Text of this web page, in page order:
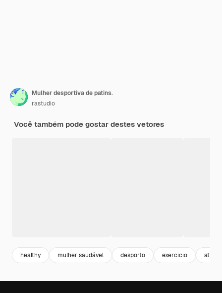
Mulher desportiva de patins.
rastudio
Você também pode gostar destes vetores
healthy mulher saudável desporto exercicio